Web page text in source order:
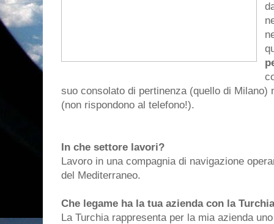
suo consolato di pertinenza (quello di Milano)
(non rispondono al telefono!).
In che settore lavori?
Lavoro in una compagnia di navigazione
del Mediterraneo.
Che legame ha la tua azienda con la
La Turchia rappresenta per la mia azienda